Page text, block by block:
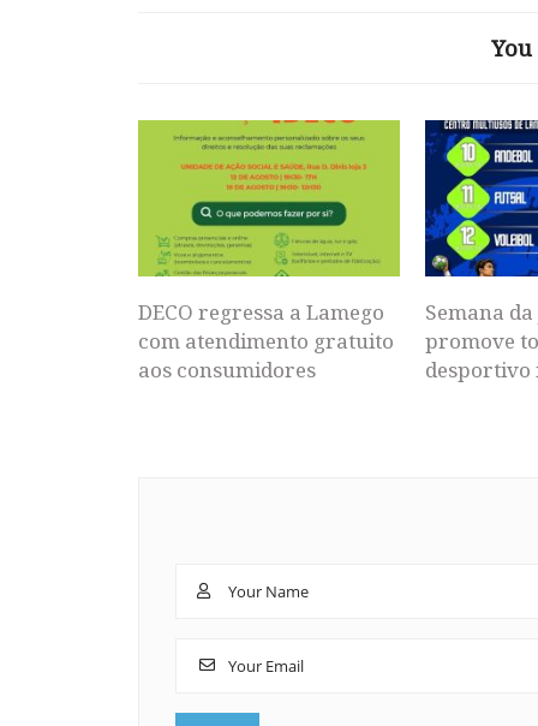
DECO regressa a Lamego
com atendimento gratuito
aos consumidores
Semana
promove